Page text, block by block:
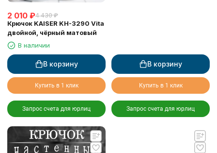
2 010 ₽4 430 ₽
Крючок KAISER KH-3290 Vita
двойной, чёрный матовый
В наличии
В корзину
Купить в 1 клик
Запрос счета для юрлиц
В корзину
Купить в 1 клик
Запрос счета для юрлиц